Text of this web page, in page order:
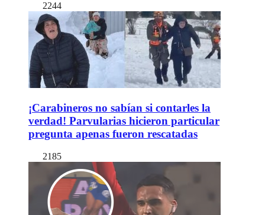
2244
¡Carabineros no sabían si contarles la
verdad! Parvularias hicieron particular
pregunta apenas fueron rescatadas
2185